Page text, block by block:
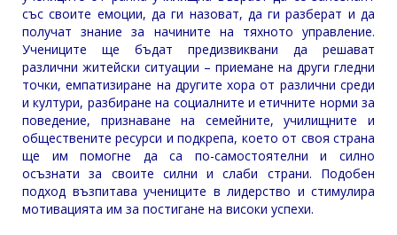
със своите емоции, да ги назоват, да ги разберат и да
получат знание за начините на тяхното управление.
Учениците ще бъдат предизвиквани да решават
различни житейски ситуации – приемане на други гледни
точки, емпатизиране на другите хора от различни среди
и култури, разбиране на социалните и етичните норми за
поведение, признаване на семейните, училищните и
обществените ресурси и подкрепа, което от своя страна
ще им помогне да са по-самостоятелни и силно
осъзнати за своите силни и слаби страни. Подобен
подход възпитава учениците в лидерство и стимулира
мотивацията им за постигане на високи успехи.